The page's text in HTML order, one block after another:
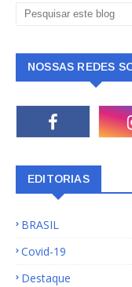
NOSSAS REDES
EDITORIAS
BRASIL
Covid-19
Destaque